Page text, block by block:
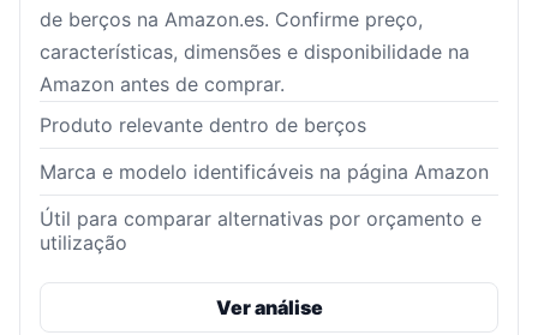
de berços na Amazon.es. Confirme preço,
características, dimensões e disponibilidade na
Amazon antes de comprar.
Produto relevante dentro de berços
Marca e modelo identificáveis na página Amazon
Útil para comparar alternativas por orçamento e
utilização
Ver análise